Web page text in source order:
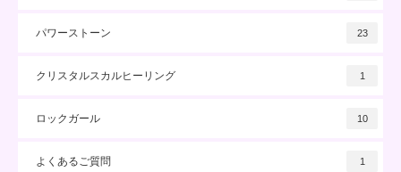
パワーストーン 23
クリスタルスカルヒーリング 1
ロックガール 10
よくあるご質問 1